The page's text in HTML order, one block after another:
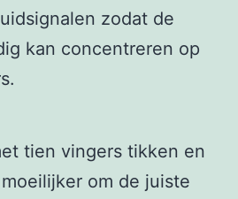
zodat de
kan concentreren op
tien vingers tikken en
om de juiste